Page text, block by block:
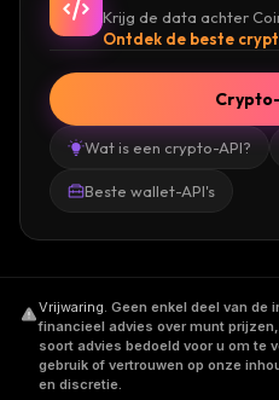
Krijg de data achter
Ontdek de beste
Wat is een crypto-API?
Beste wallet-API's
Vrijwaring. Geen enkel deel van de
financieel advies over munt
soort advies bedoeld voor u om te
gebruik of vertrouwen op onze
en discretie.